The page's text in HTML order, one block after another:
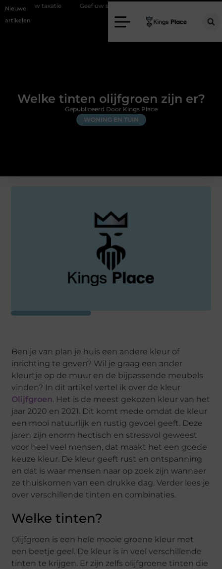
Nieuwe
artikelen
Geef uw slaapkamer een upgrade met interieuradvies Zwolle
Welke tinten olijfgroen zijn er?
WONING EN TUIN
Gepubliceerd Door Kings Place
Ben je van plan je huis een andere kleur of
inrichting te geven? Wil je graag een ander
kleurtje op de muur en de bijpassende meubels
vinden? In dit artikel vertel ik over de kleur
Olijfgroen. Het is de meest gekozen kleur van het
jaar 2020 en 2021. Dit komt mede omdat de kleur
een mooi natuurlijk en rustig gevoel geeft. Deze
jaren zijn enorm hectisch en stressvol geweest
voor heel veel mensen, dat maakt het een goede
keuze kleur. De kleur geeft rust en ontspanning
en dat is waar mensen naar op zoek zijn wanneer
ze thuiskomen van een drukke dag. Verder lees je
over verschillende tinten en combinaties.
Welke tinten?
Olijfgroen is een hele mooie groene kleur met
een beetje geel. De kleur is in veel verschillende
tinten te krijgen. Er zijn zelfs olijfgroene tinten die